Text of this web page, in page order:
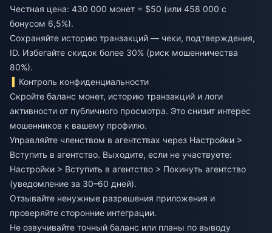
Честная цена: 430 000 монет = $50 (или 458 000 с
бонусом 6,5%).
Сохраняйте историю транзакций — чеки, подтверждения,
ID. Избегайте скидок более 30% (риск мошенничества
80%).
Контроль конфиденциальности
Скройте баланс монет, историю транзакций и логи
активности от публичного просмотра. Это снизит интерес
мошенников к вашему профилю.
Управляйте членством в агентствах через Настройки >
Вступить в агентство. Выходите, если не участвуете:
Настройки > Вступить в агентство > Покинуть агентство
(уведомление за 30–60 дней).
Отзывайте ненужные разрешения приложения и
проверяйте сторонние интеграции.
Не озвучивайте точный баланс или планы по выводу